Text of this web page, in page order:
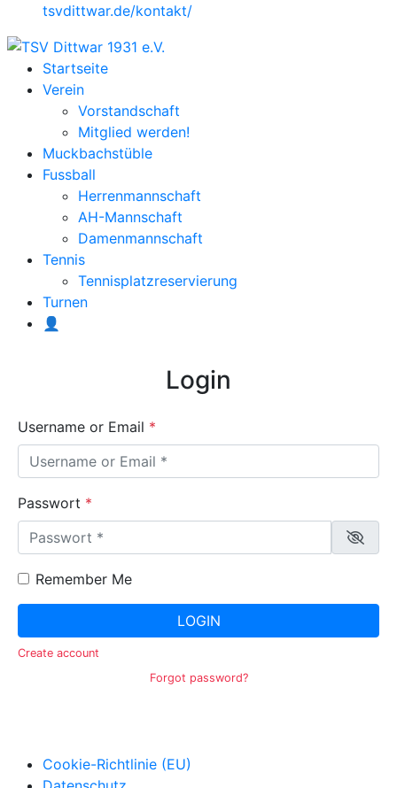
tsvdittwar.de/kontakt/
Startseite
Verein
Vorstandschaft
Mitglied werden!
Muckbachstüble
Fussball
Herrenmannschaft
AH-Mannschaft
Damenmannschaft
Tennis
Tennisplatzreservierung
Turnen
👤
Login
Username or Email *
Passwort *
Remember Me
LOGIN
Create account
Forgot password?
Cookie-Richtlinie (EU)